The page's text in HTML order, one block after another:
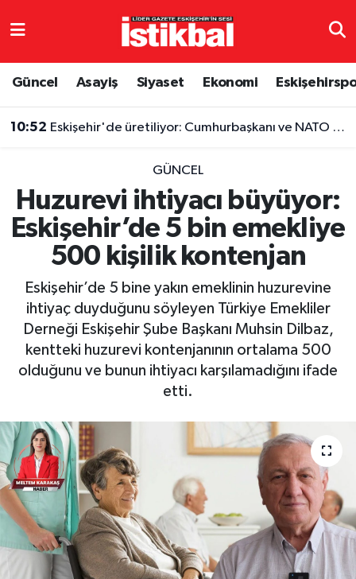
Güncel Asayiş Siyaset Ekonomi
10:52 Eskişehir'de üretiliyor: Cumhurbaşkanı ve NATO liderlerinin de tercihi oldu
GÜNCEL
Huzurevi ihtiyacı büyüyor:
Eskişehir’de 5 bin emekliye
500 kişilik kontenjan
Eskişehir’de 5 bine yakın emeklinin huzurevine
ihtiyaç duyduğunu söyleyen Türkiye Emekliler
Derneği Eskişehir Şube Başkanı Muhsin Dilbaz,
kentteki huzurevi kontenjanının ortalama 500
olduğunu ve bunun ihtiyacı karşılamadığını ifade
etti.
Eskişehirspor
Spor
Eğitim
Ekonomi
Sağlık
Resmi ilanlar
Eskişehir Nöbetçi Eczaneler
TFF 3.Lig 4.Grup Puan Durumu ve Fikstür
Tüm Manşetler
Son Dakika Haberleri
Haber Arşivi